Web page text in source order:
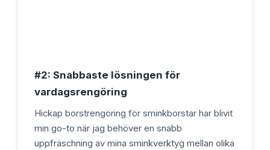
#2: Snabbaste lösningen för
vardagsrengöring
Hickap borstrengöring för sminkborstar har blivit
min go-to när jag behöver en snabb
uppfräschning av mina sminkverktyg mellan olika